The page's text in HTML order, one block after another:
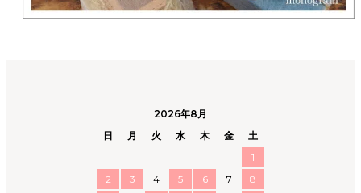
2026年8月
日
月 火 水 木 金
土
1
2
3 4 5 6 7
8